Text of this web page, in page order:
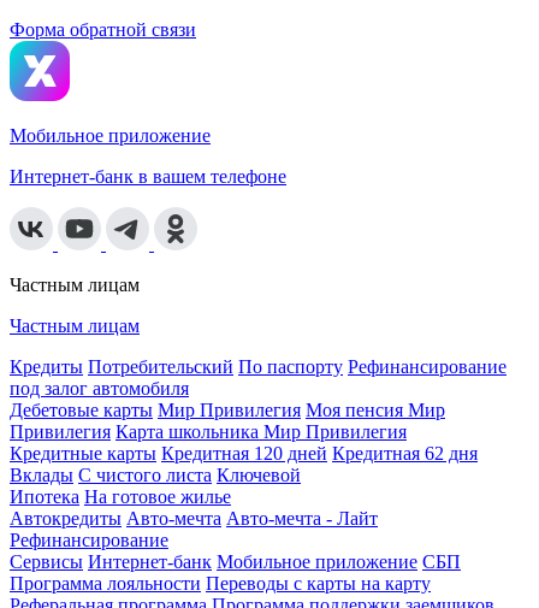
Форма обратной связи
Мобильное приложение
Интернет-банк в вашем телефоне
Частным лицам
Частным лицам
Кредиты Потребительский По паспорту Рефинансирование
под залог автомобиля
Дебетовые карты Мир Привилегия Моя пенсия Мир
Привилегия Карта школьника Мир Привилегия
Кредитные карты Кредитная 120 дней Кредитная 62 дня
Вклады С чистого листа Ключевой
Ипотека На готовое жилье
Автокредиты Авто-мечта Авто-мечта - Лайт
Рефинансирование
Сервисы Интернет-банк Мобильное приложение СБП
Программа лояльности Переводы с карты на карту